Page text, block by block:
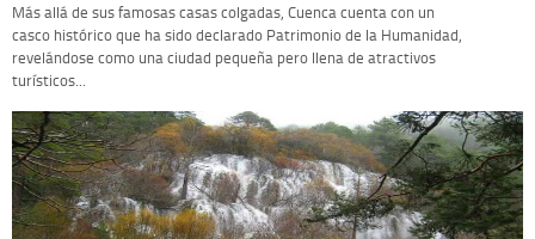
Más allá de sus famosas casas colgadas, Cuenca cuenta con un
casco histórico que ha sido declarado Patrimonio de la Humanidad,
revelándose como una ciudad pequeña pero llena de atractivos
turísticos...